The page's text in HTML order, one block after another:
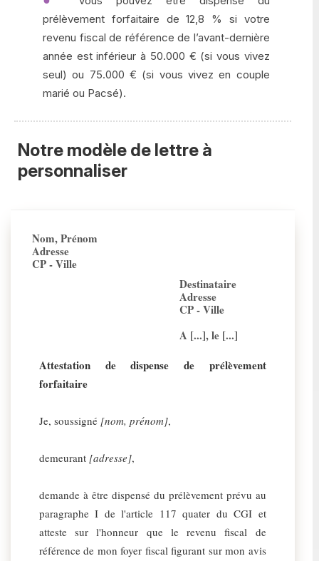
prélèvement forfaitaire de 12,8 % si votre
revenu fiscal de référence de l’avant-dernière
année est inférieur à 50.000 € (si vous vivez
seul) ou 75.000 € (si vous vivez en couple
marié ou Pacsé).
Notre modèle de lettre à
personnaliser
Nom, Prénom
Adresse
CP - Ville
Destinataire
Adresse
CP - Ville
A [...], le [...]
Attestation de dispense de prélèvement
forfaitaire
Je, soussigné [nom, prénom],
demeurant [adresse],
demande à être dispensé du prélèvement prévu au
paragraphe I de l'article 117 quater du CGI et
atteste sur l'honneur que le revenu fiscal de
référence de mon foyer fiscal figurant sur mon avis